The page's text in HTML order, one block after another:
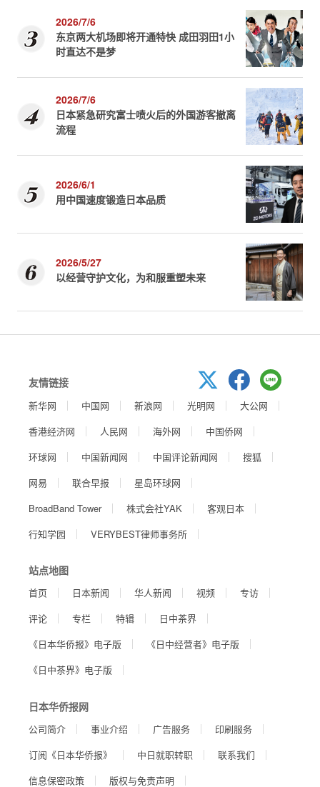
2026/7/6
东京两大机场即将开通特快 成田羽田1小
时直达不是梦
2026/7/6
日本紧急研究富士喷火后的外国游客撤离
流程
2026/6/1
用中国速度锻造日本品质
2026/5/27
以经营守护文化，为和服重塑未来
友情链接
新华网 中国网 新浪网 光明网
大公网
香港经济网
人民网 海外网
中国侨网
环球网
中国新闻网 中国评论新闻网
搜狐
网易
联合早报
星岛环球网
BroadBand Tower
株式会社YAK
客观日本
行知学园
VERYBEST律师事务所
站点地图
首页 日本新闻 华人新闻 视频
专访
评论
专栏 特辑
日中茶界
《日本华侨报》电子版
《日中经营者》电子版
《日中茶界》电子版
日本华侨报网
公司简介 事业介绍 广告服务
印刷服务
订阅《日本华侨报》
中日就职转职
联系我们
信息保密政策
版权与免责声明